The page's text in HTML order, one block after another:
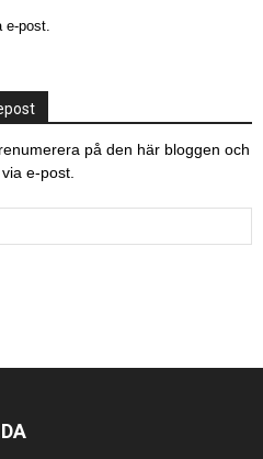
e-post.
på den här bloggen och
e-post.